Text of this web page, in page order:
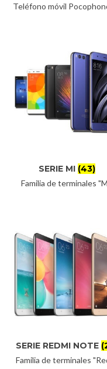
Teléfono móvil
SERIE MI (43)
Familia de terminales
SERIE REDMI NOTE
Familia de terminales